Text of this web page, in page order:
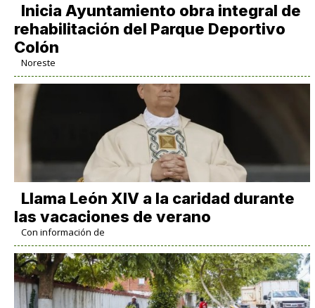
Inicia Ayuntamiento obra integral de
rehabilitación del Parque Deportivo
Colón
Noreste
Llama León XIV a la caridad durante
las vacaciones de verano
Con información de